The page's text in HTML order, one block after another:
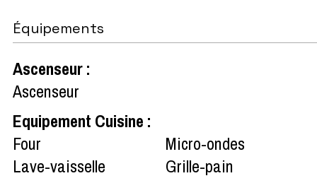
Équipements
Ascenseur:
Ascenseur
Equipement Cuisine :
Four
Micro-ondes
Lave-vaisselle
Grille-pain